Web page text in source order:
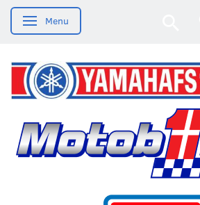
Skifte navigation
Menu